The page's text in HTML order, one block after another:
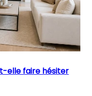
elle faire hésiter